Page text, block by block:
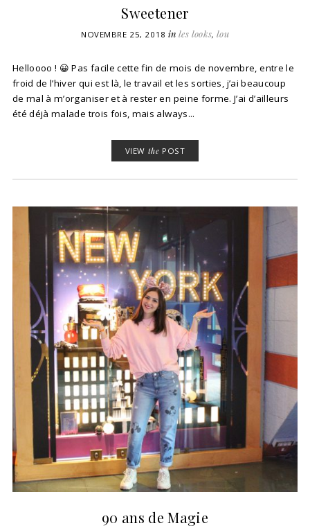
Sweetener
NOVEMBRE 25, 2018 inles looks, lou
Helloooo ! 😀 Pas facile cette fin de mois de novembre, entre le
froid de l’hiver qui est là, le travail et les sorties, j’ai beaucoup
de mal à m’organiser et à rester en peine forme. J’ai d’ailleurs
été déjà malade trois fois, mais always...
VIEW the POST
90 ans de Magie